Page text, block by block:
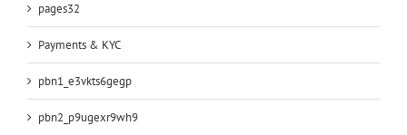
pages32
Payments & KYC
pbn1_e3vkts6gegp
pbn2_p9ugexr9wh9